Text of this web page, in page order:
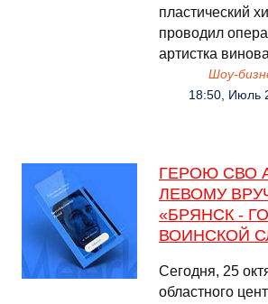
пластический
проводил
артистка
Шоу-
18:50, Июль
ГЕРОЮ СВО
ЛЕВОМУ
«БРЯНСК -
ВОИНСКОЙ
Сегодня, 25
областного